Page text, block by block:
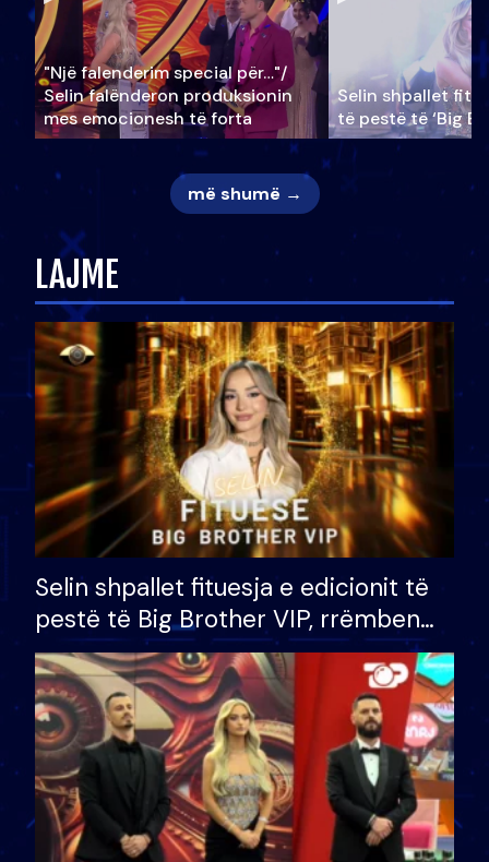
"Një falenderim special për…"/
Selin falënderon produksionin
mes emocionesh të forta
Selin shpallet
të pestë të ‘Big
më shumë →
LAJME
Selin shpallet fituesja e edicionit të
pestë të Big Brother VIP, rrëmben
çmimin e madh prej 100 mijë eurosh